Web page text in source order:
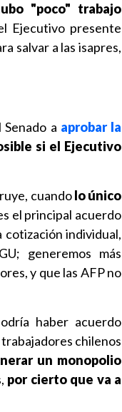
"poco" trabajo
Ejecutivo presente
salvar a las isapres,
a aprobar la
si el Ejecutivo
cuandolo único
el principal acuerdo
cotización individual,
generemos más
y que las AFP no
haber acuerdo
chilenos
un monopolio
por cierto que va a